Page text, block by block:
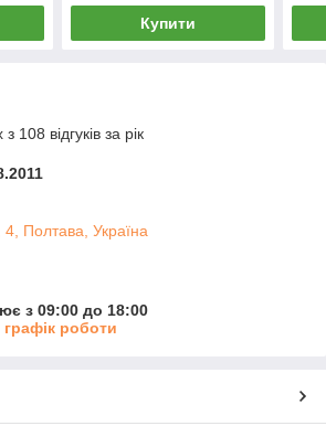
Купити
108 відгуків за рік
4, Полтава, Україна
з 09:00 до 18:00
роботи